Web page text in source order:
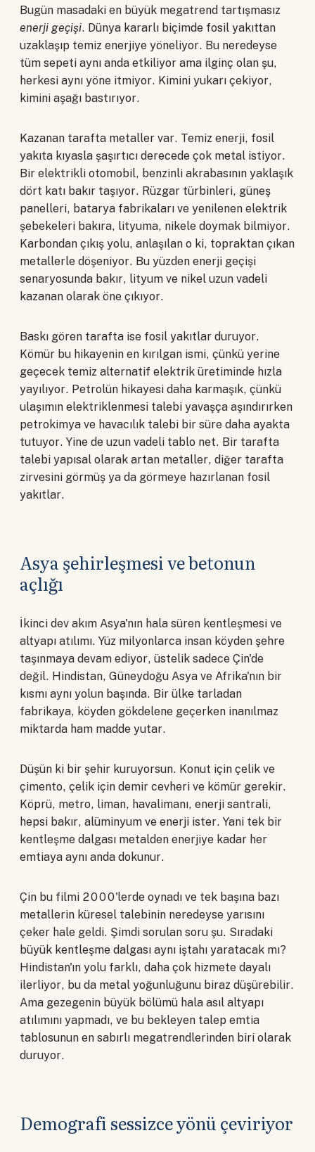
Bugün masadaki en büyük megatrend tartışmasız
enerji geçişi. Dünya kararlı biçimde fosil yakıttan
uzaklaşıp temiz enerjiye yöneliyor. Bu neredeyse
tüm sepeti aynı anda etkiliyor ama ilginç olan şu,
herkesi aynı yöne itmiyor. Kimini yukarı çekiyor,
kimini aşağı bastırıyor.
Kazanan tarafta metaller var. Temiz enerji, fosil
yakıta kıyasla şaşırtıcı derecede çok metal istiyor.
Bir elektrikli otomobil, benzinli akrabasının yaklaşık
dört katı bakır taşıyor. Rüzgar türbinleri, güneş
panelleri, batarya fabrikaları ve yenilenen elektrik
şebekeleri bakıra, lityuma, nikele doymak bilmiyor.
Karbondan çıkış yolu, anlaşılan o ki, topraktan çıkan
metallerle döşeniyor. Bu yüzden enerji geçişi
senaryosunda bakır, lityum ve nikel uzun vadeli
kazanan olarak öne çıkıyor.
Baskı gören tarafta ise fosil yakıtlar duruyor.
Kömür bu hikayenin en kırılgan ismi, çünkü yerine
geçecek temiz alternatif elektrik üretiminde hızla
yayılıyor. Petrolün hikayesi daha karmaşık, çünkü
ulaşımın elektriklenmesi talebi yavaşça aşındırırken
petrokimya ve havacılık talebi bir süre daha ayakta
tutuyor. Yine de uzun vadeli tablo net. Bir tarafta
talebi yapısal olarak artan metaller, diğer tarafta
zirvesini görmüş ya da görmeye hazırlanan fosil
yakıtlar.
Asya şehirleşmesi ve betonun
açlığı
İkinci dev akım Asya'nın hala süren kentleşmesi ve
altyapı atılımı. Yüz milyonlarca insan köyden şehre
taşınmaya devam ediyor, üstelik sadece Çin'de
değil. Hindistan, Güneydoğu Asya ve Afrika'nın bir
kısmı aynı yolun başında. Bir ülke tarladan
fabrikaya, köyden gökdelene geçerken inanılmaz
miktarda ham madde yutar.
Düşün ki bir şehir kuruyorsun. Konut için çelik ve
çimento, çelik için demir cevheri ve kömür gerekir.
Köprü, metro, liman, havalimanı, enerji santrali,
hepsi bakır, alüminyum ve enerji ister. Yani tek bir
kentleşme dalgası metalden enerjiye kadar her
emtiaya aynı anda dokunur.
Çin bu filmi 2000'lerde oynadı ve tek başına bazı
metallerin küresel talebinin neredeyse yarısını
çeker hale geldi. Şimdi sorulan soru şu. Sıradaki
büyük kentleşme dalgası aynı iştahı yaratacak mı?
Hindistan'ın yolu farklı, daha çok hizmete dayalı
ilerliyor, bu da metal yoğunluğunu biraz düşürebilir.
Ama gezegenin büyük bölümü hala asıl altyapı
atılımını yapmadı, ve bu bekleyen talep emtia
tablosunun en sabırlı megatrendlerinden biri olarak
duruyor.
Demografi sessizce yönü çeviriyor